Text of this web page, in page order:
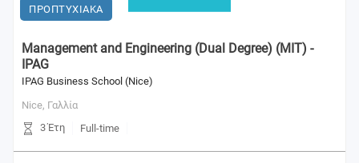
ΠΡΟΠΤΥΧΙΑΚΑ
Management and Engineering (Dual Degree) (MIT) -
IPAG
IPAG Business School (Nice)
Nice, Γαλλία
3 Έτη
Full-time